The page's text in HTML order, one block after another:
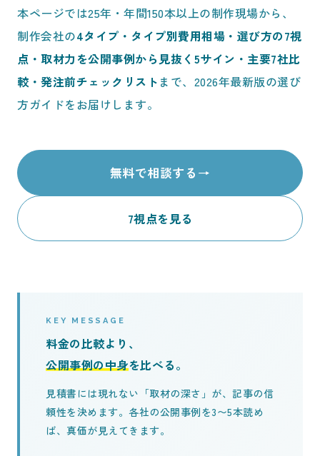
本ページでは25年・年間150本以上の制作現場から、
制作会社の4タイプ・タイプ別費用相場・選び方の7視
点・取材力を公開事例から見抜く5サイン・主要7社比
較・発注前チェックリスト まで、2026年最新版の選び
方ガイドをお届けします。
無料で相談する →
7視点を見る
KEY MESSAGE
料金の比較より、
公開事例の中身を比べる。
見積書には現れない「取材の深さ」が、記事の信
頼性を決めます。各社の公開事例を3〜5本読め
ば、真価が見えてきます。